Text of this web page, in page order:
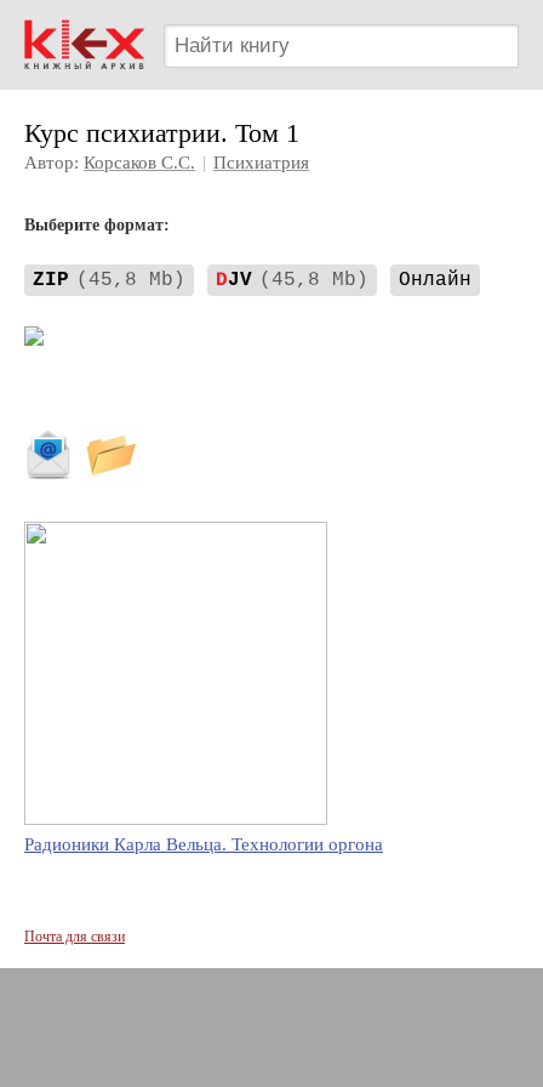
Курс психиатрии. Том 1
Автор: Корсаков С.С. | Психиатрия
Выберите формат:
ZIP (45,8 Mb) DJV (45,8 Mb) Онлайн
Радионики Карла Вельца. Технологии оргона
Почта для связи